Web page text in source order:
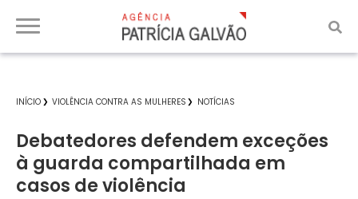
INÍCIO VIOLÊNCIA CONTRA AS MULHERES NOTÍCIAS
Debatedores defendem exceções
à guarda compartilhada em
casos de violência